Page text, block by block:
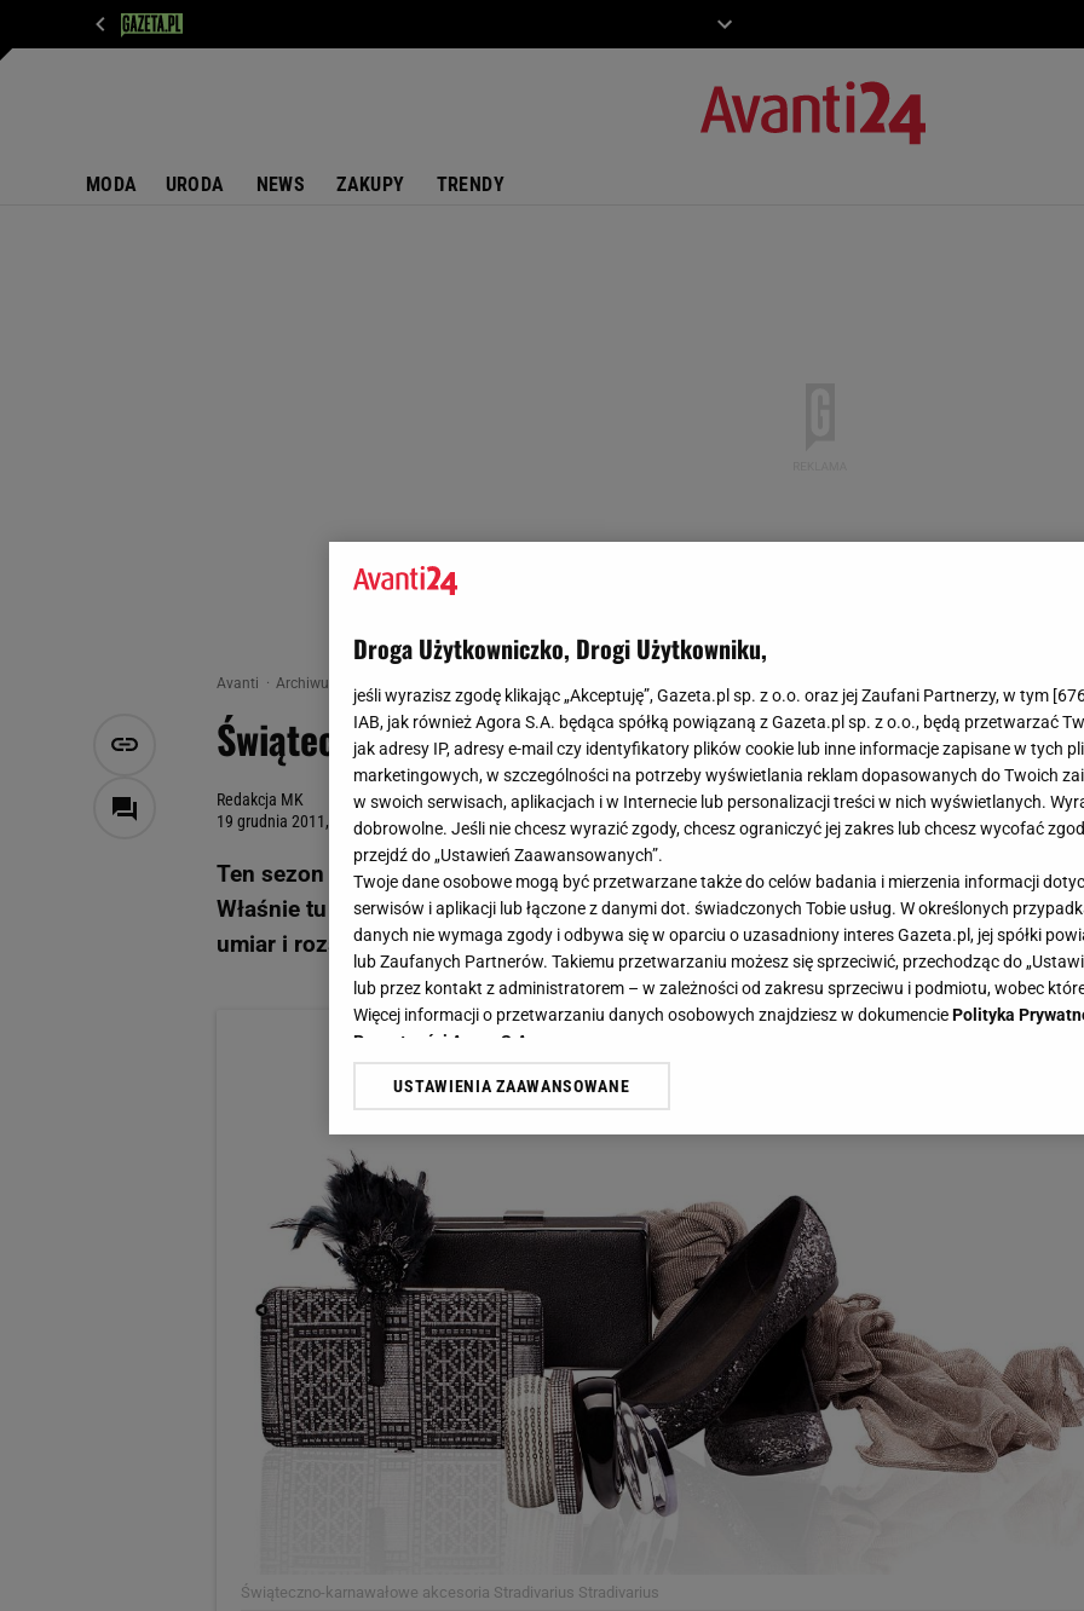
MODA URODA NEWS ZAKUPY TRENDY
Avanti Archiwum
Świąteczno-karnawałowe akcesoria Stradivarius
Redakcja MK
19 grudnia 2011, 11:40
Ten sezon lśni i błyszczy. Złoto, srebro, brokat i cekiny obsypały dodatki i
Właśnie tu możemy najbardziej wyżyć się w naszym upodobaniu do błysku,
umiar i rozsądnie dawkowaną elegancję w reszcie stroju.
Świąteczno-karnawałowe akcesoria Stradivarius Stradivarius
Droga Użytkowniczko, Drogi Użytkowniku,
jeśli wyrazisz zgodę klikając „Akceptuję”, Gazeta.pl sp. z o.o. oraz jej Zaufani Partnerzy, w tym [
IAB, jak również Agora S.A. będąca spółką powiązaną z Gazeta.pl sp. z o.o., będą przetwarzać
jak adresy IP, adresy e-mail czy identyfikatory plików cookie lub inne informacje zapisane w tych
marketingowych, w szczególności na potrzeby wyświetlania reklam dopasowanych do Twoich
w swoich serwisach, aplikacjach i w Internecie lub personalizacji treści w nich wyświetlanych.
dobrowolne. Jeśli nie chcesz wyrazić zgody, chcesz ograniczyć jej zakres lub chcesz wycofać
przejdź do „Ustawień Zaawansowanych”.
Twoje dane osobowe mogą być przetwarzane także do celów badania i mierzenia informacji
serwisów i aplikacji lub łączone z danymi dot. świadczonych Tobie usług. W określonych
danych nie wymaga zgody i odbywa się w oparciu o uzasadniony interes Gazeta.pl, jej spółki
lub Zaufanych Partnerów. Takiemu przetwarzaniu możesz się sprzeciwić, przechodząc do
lub przez kontakt z administratorem – w zależności od zakresu sprzeciwu i podmiotu, wobec
Więcej informacji o przetwarzaniu danych osobowych znajdziesz w dokumenciePolityka
Prywatności Agora S.A.
Klikając „Akceptuję” wyrażasz też zgodę na zainstalowanie i przechowywanie plików cookie
odnośnik „Ustawienia prywatności ” w stopce serwisu i przechodząc do „Ustawień
plików cookie możliwa jest także za pomocą ustawień przeglądarki.
My, nasi Zaufani Partnerzy i Agora S.A. możemy przetwarzać dane osobowe w następujących
Użycie dokładnych danych geolokalizacyjnych. Aktywne skanowanie charakterystyki urządzenia
Przechowywanie informacji na urządzeniu lub dostęp do nich. Spersonalizowane reklamy i treści,
badnie odbiorców i ulepszanie usług.
Lista Zaufanych Partnerów
USTAWIENIA ZAAWANSOWANE